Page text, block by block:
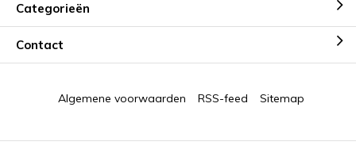
Categorieën
Contact
Algemene voorwaarden RSS-feed Sitemap